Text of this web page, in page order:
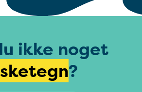
ikke noget
?